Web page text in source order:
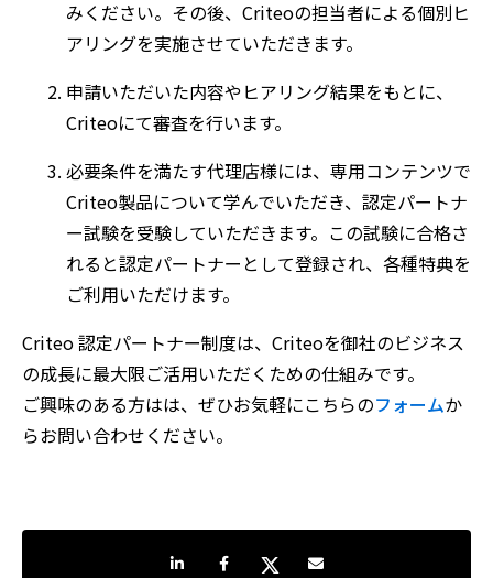
みください。その後、Criteoの担当者による個別ヒ
アリングを実施させていただきます。
申請いただいた内容やヒアリング結果をもとに、
Criteoにて審査を行います。
必要条件を満たす代理店様には、専用コンテンツで
Criteo製品について学んでいただき、認定パートナ
ー試験を受験していただきます。この試験に合格さ
れると認定パートナーとして登録され、各種特典を
ご利用いただけます。
Criteo 認定パートナー制度は、Criteoを御社のビジネス
の成長に最大限ご活用いただくための仕組みです。
ご興味のある方はは、ぜひお気軽にこちらのフォームか
らお問い合わせください。
LinkedInで共有Facebookでシェア
TwitterでシェアShare by e-mail